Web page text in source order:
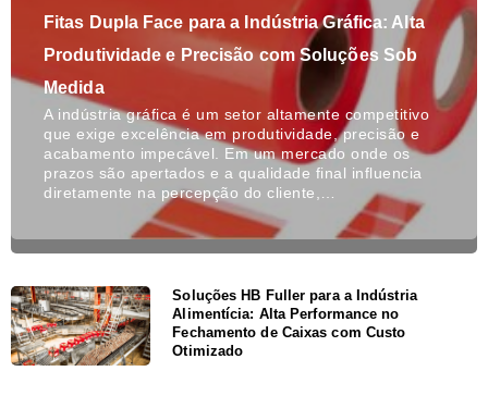
Fitas Dupla Face para a Indústria Gráfica: Alta
Produtividade e Precisão com Soluções Sob
Medida
A indústria gráfica é um setor altamente competitivo
que exige excelência em produtividade, precisão e
acabamento impecável. Em um mercado onde os
prazos são apertados e a qualidade final influencia
diretamente na percepção do cliente,…
Soluções HB Fuller para a Indústria
Alimentícia: Alta Performance no
Fechamento de Caixas com Custo
Otimizado